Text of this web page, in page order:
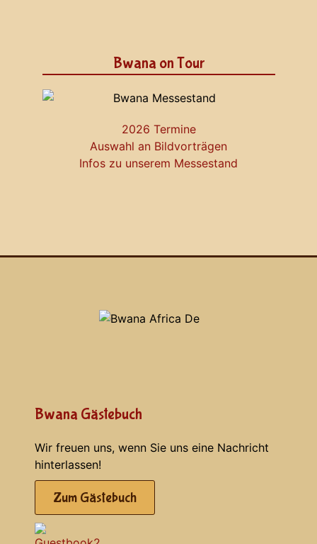
Bwana on Tour
2026 Termine
Auswahl an Bildvorträgen
Infos zu unserem Messestand
Bwana Gästebuch
Wir freuen uns, wenn Sie uns eine Nachricht
hinterlassen!
Zum Gästebuch